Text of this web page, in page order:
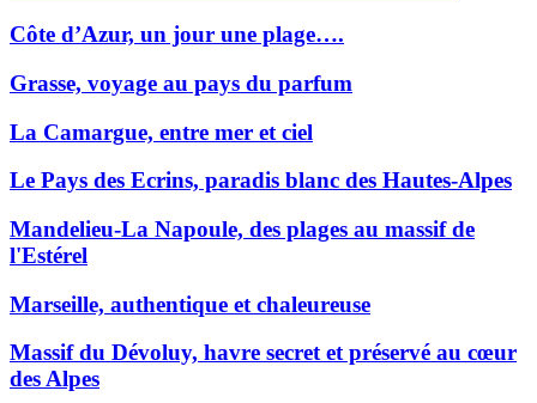
Côte d’Azur, un jour une plage….
Grasse, voyage au pays du parfum
La Camargue, entre mer et ciel
Le Pays des Ecrins, paradis blanc des Hautes-Alpes
Mandelieu-La Napoule, des plages au massif de
l'Estérel
Marseille, authentique et chaleureuse
Massif du Dévoluy, havre secret et préservé au cœur
des Alpes